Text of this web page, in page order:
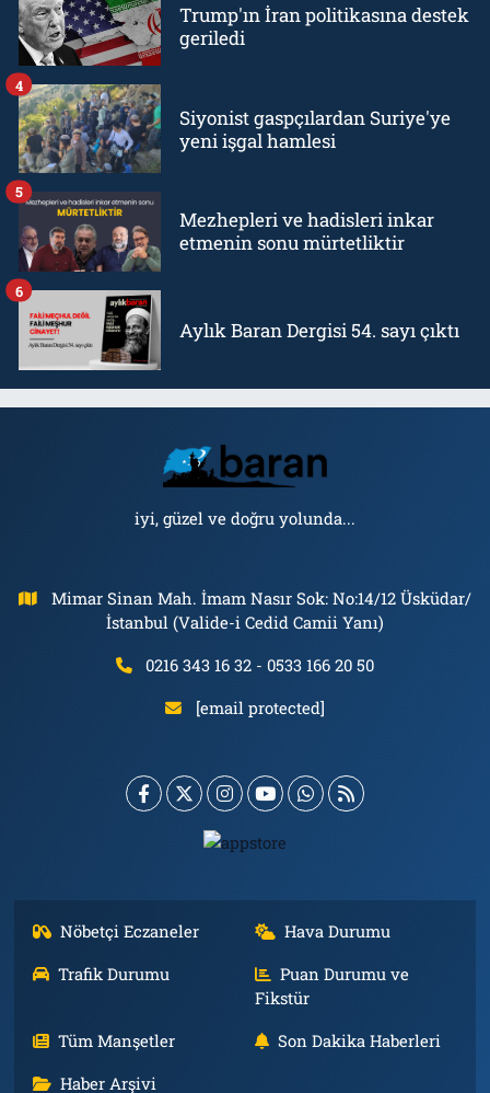
Trump'ın İran politikasına destek
geriledi
Siyonist gaspçılardan Suriye'ye
yeni işgal hamlesi
4
Mezhepleri ve hadisleri inkar
etmenin sonu mürtetliktir
5
Aylık Baran Dergisi 54. sayı çıktı
6
iyi, güzel ve doğru yolunda...
Mimar Sinan Mah. İmam Nasır Sok: No:14/12 Üsküdar/
İstanbul (Valide-i Cedid Camii Yanı)
0216 343 16 32 - 0533 166 20 50
[email protected]
Nöbetçi Eczaneler
Hava Durumu
Trafik Durumu
Puan Durumu ve
Fikstür
Tüm Manşetler
Son Dakika Haberleri
Haber Arşivi